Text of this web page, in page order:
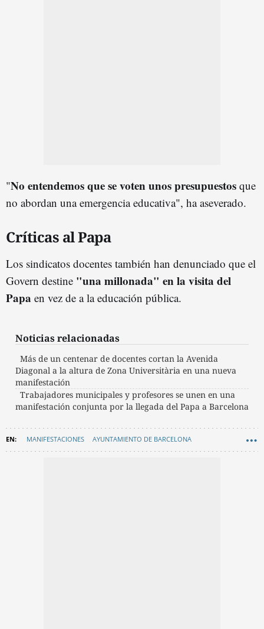
"No entendemos que se voten unos presupuestos que
no abordan una emergencia educativa", ha aseverado.
Críticas al Papa
Los sindicatos docentes también han denunciado que el
Govern destine "una millonada" en la visita del
Papa en vez de a la educación pública.
Noticias relacionadas
Más de un centenar de docentes cortan la Avenida
Diagonal a la altura de Zona Universitària en una nueva
manifestación
Trabajadores municipales y profesores se unen en una
manifestación conjunta por la llegada del Papa a Barcelona
MANIFESTACIONES AYUNTAMIENTO DE BARCELONA